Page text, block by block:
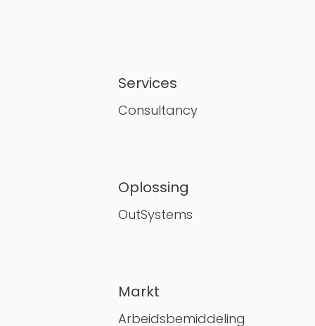
Services
Consultancy
Oplossing
OutSystems
Markt
Arbeidsbemiddeling